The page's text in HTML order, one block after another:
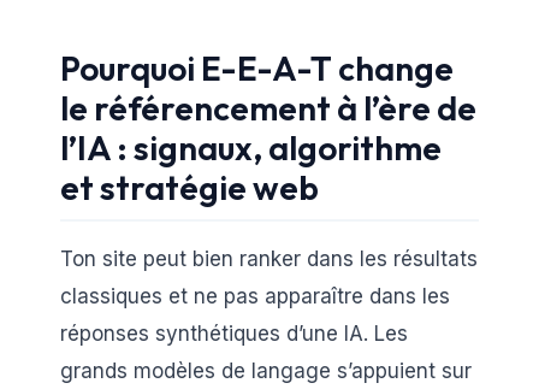
Pourquoi E-E-A-T change
le référencement à l’ère de
l’IA : signaux, algorithme
et stratégie web
Ton site peut bien ranker dans les résultats
classiques et ne pas apparaître dans les
réponses synthétiques d’une IA. Les
grands modèles de langage s’appuient sur